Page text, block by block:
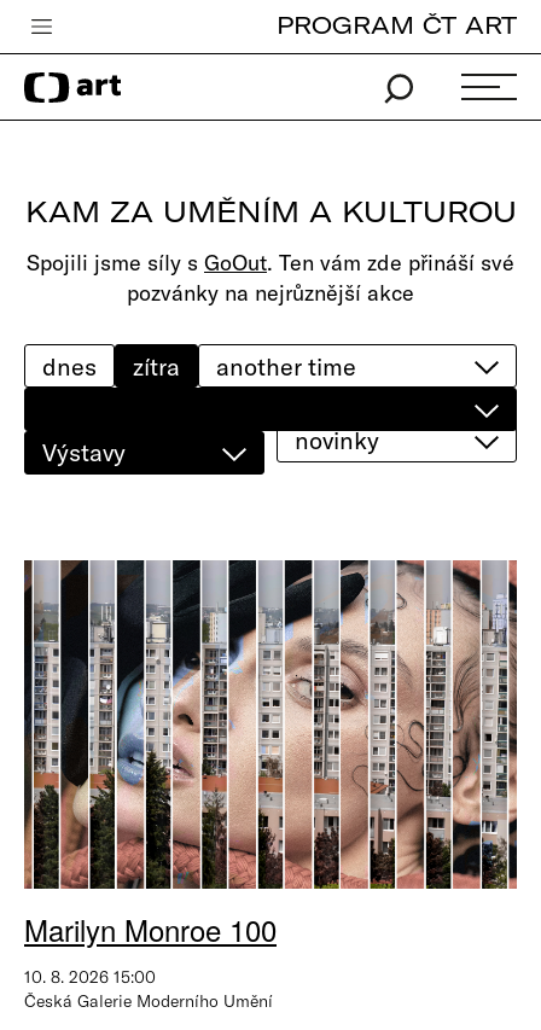
Česká televize
Zpravodajství
iVysílání
TV program
edu
PROGRAM ČT ART
KAM ZA UMĚNÍM A KULTUROU
Spojili jsme síly s GoOut. Ten vám zde přináší své
pozvánky na nejrůznější akce
Výstavy
dnes zítra
novinky
Marilyn Monroe 100
10. 8. 2026 15:00
Česká Galerie Moderního Umění